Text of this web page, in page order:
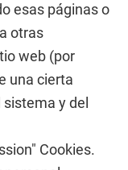
esas páginas o
otras
web (por
una cierta
y del
Cookies.